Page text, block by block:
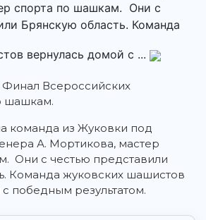
спорта по шашкам. Они с
Брянскую область. Команда
вернулась домой с ...
Финал Всероссийских
шашкам.
команда из Жуковки под
А. Мортикова, мастер
Они с честью представили
Команда жуковских шашистов
победным результатом.